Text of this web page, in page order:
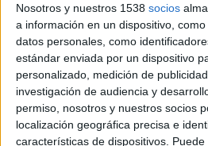
Nosotros y nuestros 1538 socios
a información en un dispositivo,
datos personales, como
estándar enviada por un dispositivo
personalizado, medición de
investigación de audiencia y
permiso, nosotros y nuestros socios
localización geográfica precisa e
características de dispositivos.
20 DE MARZO DE 2024
Ficha técnica
Anunciante: Ebro Foods
Marca: La Fallera
Contacto del cliente: Íñigo